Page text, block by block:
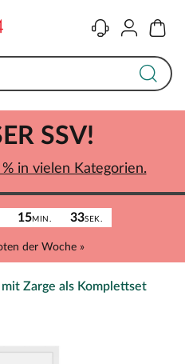
KontaktKonto
15MIN. 33SEK.
der Woche »
SSV!
in vielen Kategorien.
Zarge als Komplettset